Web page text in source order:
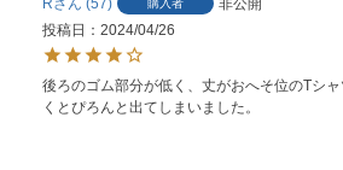
購入者
投稿日
2024/04/26
後ろのゴム部分が低く、丈がおへそ位のTシ
くとぴろんと出てしまいました。